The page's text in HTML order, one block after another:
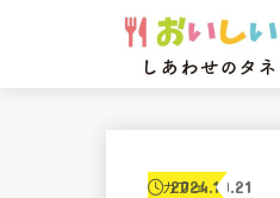
カフェ
2024.10.21